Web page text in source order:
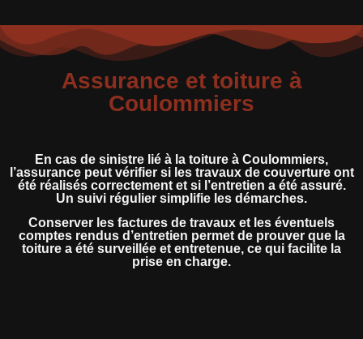
Assurance et toiture à
Coulommiers
En cas de sinistre lié à la toiture à Coulommiers,
l’assurance peut vérifier si les travaux de couverture ont
été réalisés correctement et si l’entretien a été assuré.
Un suivi régulier simplifie les démarches.
Conserver les factures de travaux et les éventuels
comptes rendus d’entretien permet de prouver que la
toiture a été surveillée et entretenue, ce qui facilite la
prise en charge.